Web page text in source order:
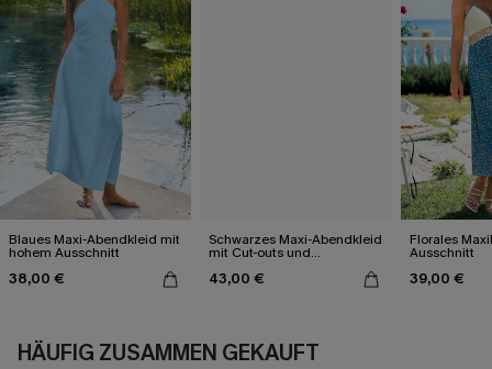
Blaues Maxi-Abendkleid mit
hohem Ausschnitt
38,00 €
Schwarzes Maxi-Abendkleid
mit Cut-outs und
43,00 €
Florales
Ausschnitt
39,00 €
HÄUFIG ZUSAMMEN GEKAUFT